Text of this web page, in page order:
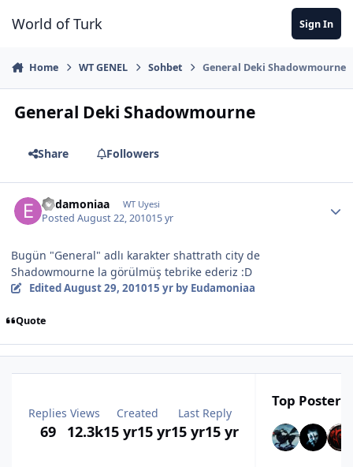
World of Turk Sign In
Home WT GENEL Sohbet General Deki Shadowmourne
General Deki Shadowmourne
Share Followers
Eudamoniaa WT Uyesi
PostedAugust 22, 201015 yr
Bugün "General" adlı karakter shattrath city de
Shadowmourne la görülmüş tebrike ederiz :D
EditedAugust 29, 201015 yrby Eudamoniaa
Quote
Replies
69
Views
12.3k
Created
15 yr15 yr
Last Reply
15 yr15 yr
Top Posters